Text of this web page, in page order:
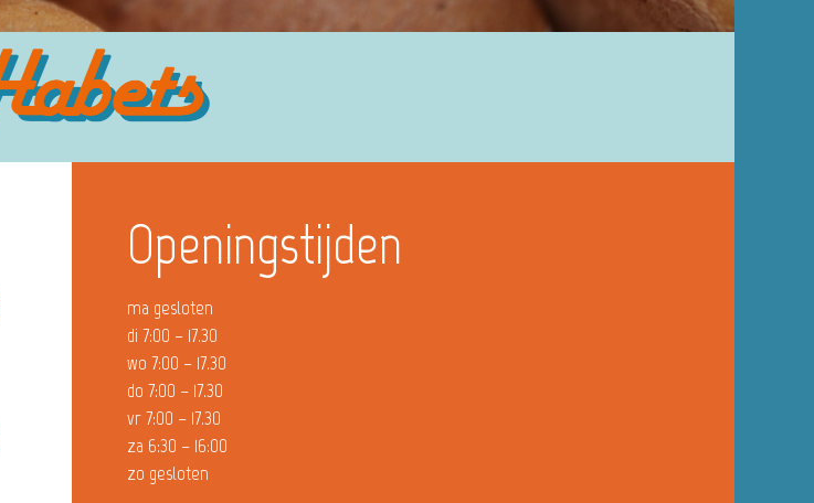
Openingstijden
ma gesloten
di 7:00 – 17.30
wo 7:00 – 17.30
do 7:00 – 17.30
vr 7:00 – 17.30
za 6:30 – 16:00
zo gesloten